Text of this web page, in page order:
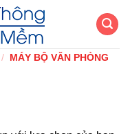
/ MÁY BỘ VĂN PHÒNG